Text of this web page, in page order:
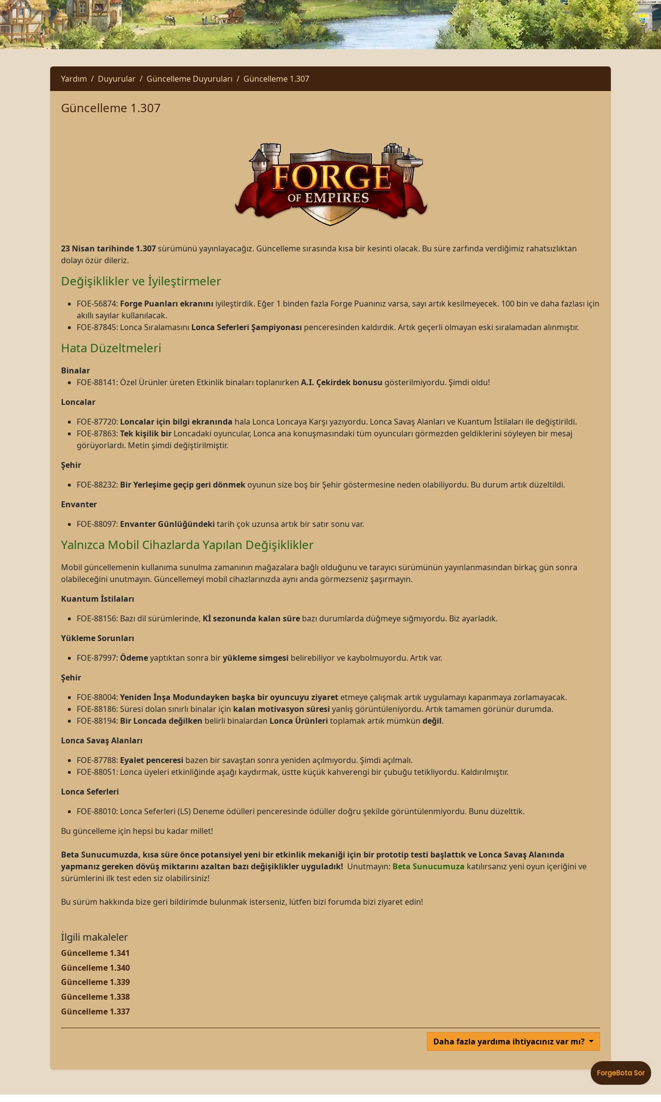
Yardım Duyurular Güncelleme Duyuruları Güncelleme 1.307
Güncelleme 1.307
23 Nisan tarihinde 1.307sürümünü yayınlayacağız. Güncelleme sırasında kısa bir kesinti olacak. Bu süre zarfında verdiğimiz rahatsızlıktan
dolayı özür dileriz.
Değişiklikler ve İyileştirmeler
FOE-56874: Forge Puanları ekranını iyileştirdik. Eğer 1 binden fazla Forge Puanınız varsa, sayı artık kesilmeyecek. 100 bin ve daha fazlası için
akıllı sayılar kullanılacak.
FOE-87845: Lonca Sıralamasını Lonca Seferleri Şampiyonası penceresinden kaldırdık. Artık geçerli olmayan eski sıralamadan alınmıştır.
Hata Düzeltmeleri
Binalar
FOE-88141: Özel Ürünler üreten Etkinlik binaları toplanırken A.I. Çekirdek bonusu gösterilmiyordu. Şimdi oldu!
Loncalar
FOE-87720: Loncalar için bilgi ekranında hala Lonca Loncaya Karşı yazıyordu. Lonca Savaş Alanları ve Kuantum İstilaları ile değiştirildi.
FOE-87863: Tek kişilik bir Loncadaki oyuncular, Lonca ana konuşmasındaki tüm oyuncuları görmezden geldiklerini söyleyen bir mesaj
görüyorlardı. Metin şimdi değiştirilmiştir.
Şehir
FOE-88232: Bir Yerleşime geçip geri dönmek oyunun size boş bir Şehir göstermesine neden olabiliyordu. Bu durum artık düzeltildi.
Envanter
FOE-88097: Envanter Günlüğündeki tarih çok uzunsa artık bir satır sonu var.
Yalnızca Mobil Cihazlarda Yapılan Değişiklikler
Mobil güncellemenin kullanıma sunulma zamanının mağazalara bağlı olduğunu ve tarayıcı sürümünün yayınlanmasından birkaç gün sonra
olabileceğini unutmayın. Güncellemeyi mobil cihazlarınızda aynı anda görmezseniz şaşırmayın.
Kuantum İstilaları
FOE-88156: Bazı dil sürümlerinde, Kİsezonunda kalan süre bazı durumlarda düğmeye sığmıyordu. Biz ayarladık.
Yükleme Sorunları
FOE-87997: Ödemeyaptıktan sonra biryükleme simgesi belirebiliyor ve kaybolmuyordu. Artık var.
Şehir
FOE-88004: Yeniden İnşa Modundayken başka bir oyuncuyu ziyaret etmeye çalışmak artık uygulamayı kapanmaya zorlamayacak.
FOE-88186: Süresi dolan sınırlı binalar için kalan motivasyon süresi yanlış görüntüleniyordu. Artık tamamen görünür durumda.
FOE-88194: Bir Loncada değilken belirli binalardan Lonca Ürünleri toplamak artık mümkün değil.
Lonca Savaş Alanları
FOE-87788: Eyalet penceresi bazen bir savaştan sonra yeniden açılmıyordu. Şimdi açılmalı.
FOE-88051: Lonca üyeleri etkinliğinde aşağı kaydırmak, üstte küçük kahverengi bir çubuğu tetikliyordu. Kaldırılmıştır.
Lonca Seferleri
FOE-88010: Lonca Seferleri (LS) Deneme ödülleri penceresinde ödüller doğru şekilde görüntülenmiyordu. Bunu düzelttik.
Bu güncelleme için hepsi bu kadar millet!
Beta Sunucumuzda, kısa süre önce potansiyel yeni bir etkinlik mekaniği için bir prototip testi başlattık ve Lonca Savaş Alanında
yapmanız gereken dövüş miktarını azaltan bazı değişiklikler uyguladık! Unutmayın: Beta Sunucumuza katılırsanız yeni oyun içeriğini ve
sürümlerini ilk test eden siz olabilirsiniz!
Bu sürüm hakkında bize geri bildirimde bulunmak isterseniz, lütfen bizi forumda bizi ziyaret edin!
İlgili makaleler
Güncelleme 1.341
Güncelleme 1.340
Güncelleme 1.339
Güncelleme 1.338
Güncelleme 1.337
Daha fazla yardıma ihtiyacınız var mı?